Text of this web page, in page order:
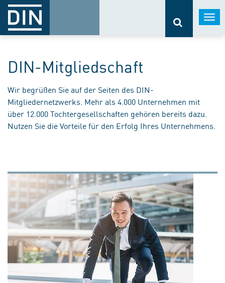
DIN-Mitgliedschaft
Wir begrüßen Sie auf der Seiten des DIN-
Mitgliedernetzwerks. Mehr als 4.000 Unternehmen mit
über 12.000 Tochtergesellschaften gehören bereits dazu.
Nutzen Sie die Vorteile für den Erfolg Ihres Unternehmens.